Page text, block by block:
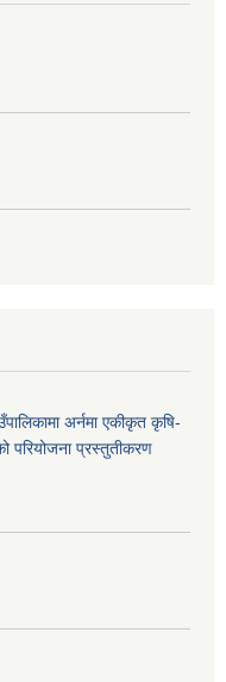
अर्नमा एकीकृत कृषि-
परियोजना प्रस्तुतीकरण